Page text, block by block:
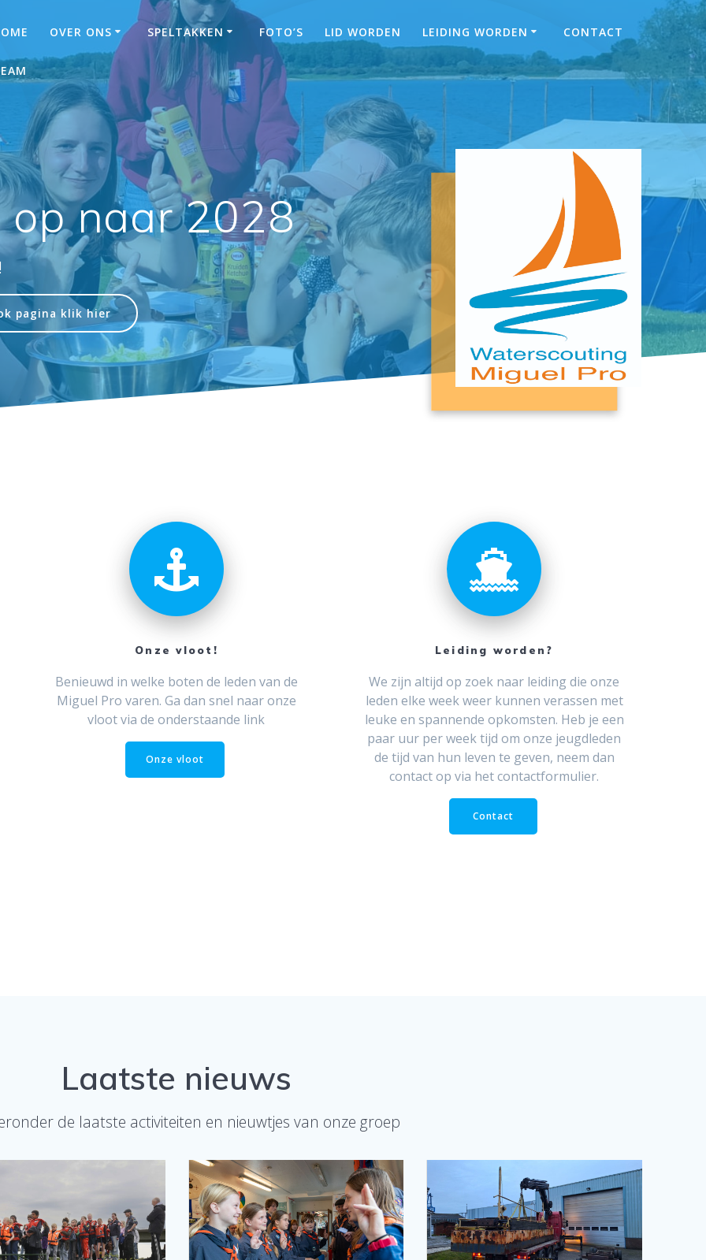
OVER ONS SPELTAKKEN FOTO’S LID WORDEN LEIDING WORDEN CONTACT
op naar 2028
pagina klik hier
Onze vloot!
Benieuwd in welke boten de leden van de
Miguel Pro varen. Ga dan snel naar onze
vloot via de onderstaande link
Onze vloot
Leiding worden?
We zijn altijd op zoek naar leiding die onze
leden elke week weer kunnen verassen met
leuke en spannende opkomsten. Heb je een
paar uur per week tijd om onze jeugdleden
de tijd van hun leven te geven, neem dan
contact op via het contactformulier.
Contact
Laatste nieuws
de laatste activiteiten en nieuwtjes van onze groep